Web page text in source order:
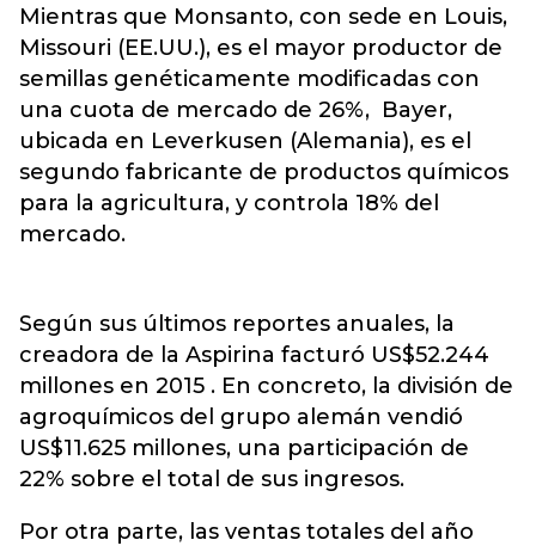
Mientras que Monsanto, con sede en Louis,
Missouri (EE.UU.), es el mayor productor de
semillas genéticamente modificadas con
una cuota de mercado de 26%, Bayer,
ubicada en Leverkusen (Alemania), es el
segundo fabricante de productos químicos
para la agricultura, y controla 18% del
mercado.
Según sus últimos reportes anuales, la
creadora de la Aspirina facturó US$52.244
millones en 2015 . En concreto, la división de
agroquímicos del grupo alemán vendió
US$11.625 millones, una participación de
22% sobre el total de sus ingresos.
Por otra parte, las ventas totales del año